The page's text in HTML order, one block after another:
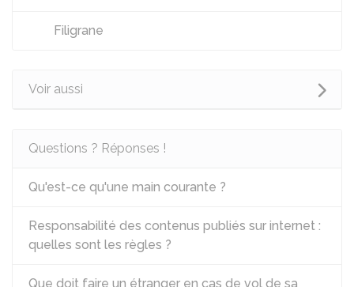
Filigrane
Voir aussi
Questions ? Réponses !
Qu'est-ce qu'une main courante ?
Responsabilité des contenus publiés sur internet :
quelles sont les règles ?
Que doit faire un étranger en cas de vol de sa